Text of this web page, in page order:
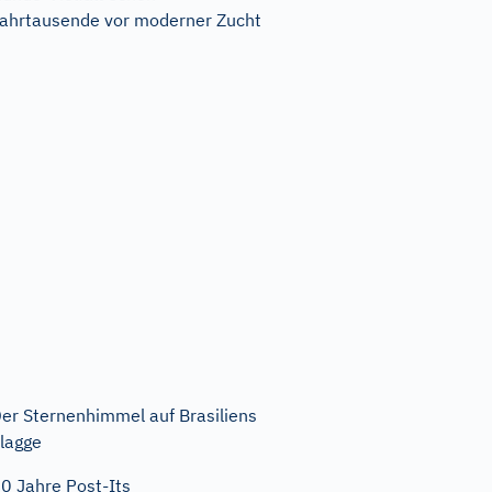
vor moderner Zucht
Sternenhimmel auf Brasiliens
Jahre Post-Its